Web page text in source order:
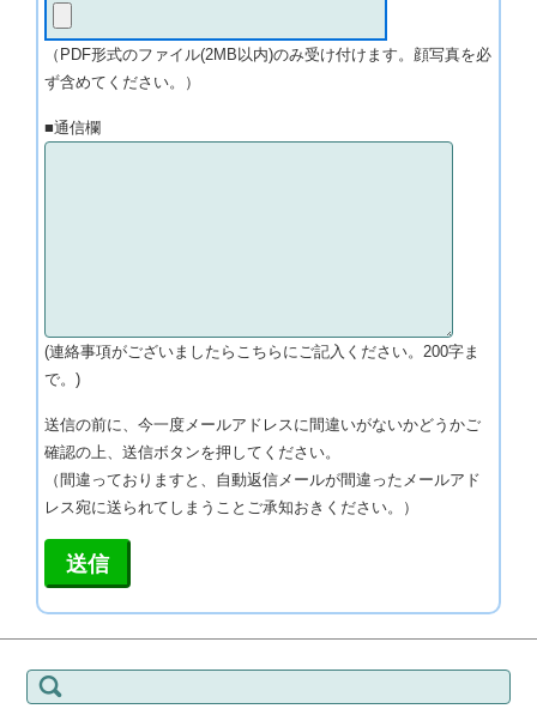
（PDF形式のファイル(2MB以内)のみ受け付けます。顔写真を必
ず含めてください。）
■通信欄
(連絡事項がございましたらこちらにご記入ください。200字ま
で。)
送信の前に、今一度メールアドレスに間違いがないかどうかご
確認の上、送信ボタンを押してください。
（間違っておりますと、自動返信メールが間違ったメールアド
レス宛に送られてしまうことご承知おきください。）
検索: